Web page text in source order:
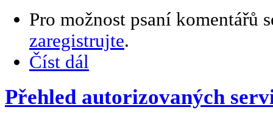
Pro možnost psaní komentářů
zaregistrujte.
Číst dál
Přehled autorizovaných